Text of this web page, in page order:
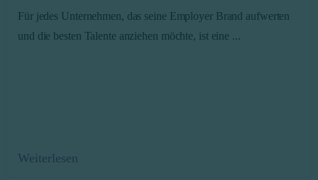
Für jedes Unternehmen, das seine Employer Brand aufwerten
und die besten Talente anziehen möchte, ist eine ...
Weiterlesen